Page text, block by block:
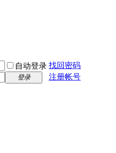
自动登录 找回密码
登录 注册帐号